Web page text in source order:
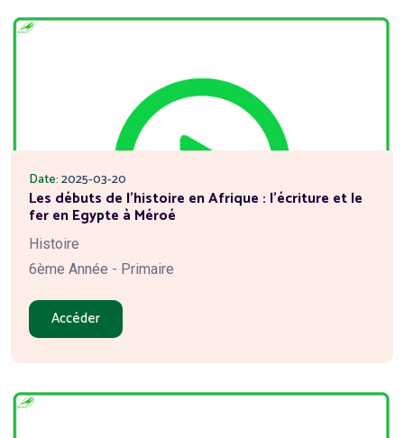
Date:2025-03-20
Les débuts de l'histoire en Afrique : l'écriture et le
fer en Egypte à Méroé
Histoire
6ème Année - Primaire
Accéder